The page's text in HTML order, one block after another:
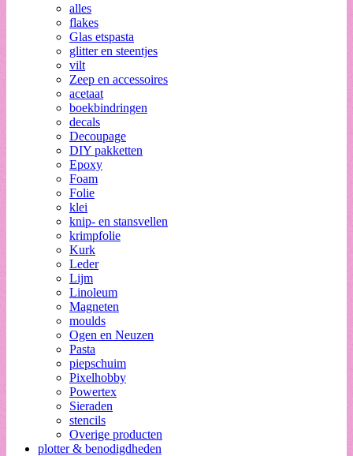
alles
flakes
Glas etspasta
glitter en steentjes
vilt
Zeep en accessoires
acetaat
boekbindringen
decals
Decoupage
DIY pakketten
Epoxy
Foam
Folie
klei
knip- en stansvellen
krimpfolie
Kurk
Leder
Lijm
Linoleum
Magneten
moulds
Ogen en Neuzen
Pasta
piepschuim
Pixelhobby
Powertex
Sieraden
stencils
Overige producten
plotter & benodigdheden